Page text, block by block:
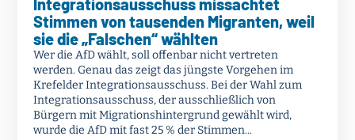
Integrationsausschuss missachtet
Stimmen von tausenden Migranten, weil
sie die „Falschen“ wählten
Wer die AfD wählt, soll offenbar nicht vertreten
werden. Genau das zeigt das jüngste Vorgehen im
Krefelder Integrationsausschuss. Bei der Wahl zum
Integrationsausschuss, der ausschließlich von
Bürgern mit Migrationshintergrund gewählt wird,
wurde die AfD mit fast 25 % der Stimmen...